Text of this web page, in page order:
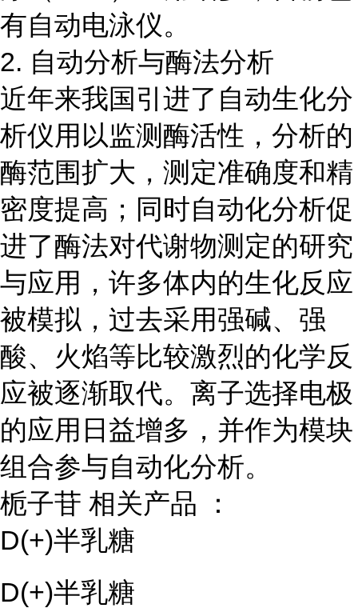
有自动电泳仪。
2. 自动分析与酶法分析
近年来我国引进了自动生化分
析仪用以监测酶活性，分析的
酶范围扩大，测定准确度和精
密度提高；同时自动化分析促
进了酶法对代谢物测定的研究
与应用，许多体内的生化反应
被模拟，过去采用强碱、强
酸、火焰等比较激烈的化学反
应被逐渐取代。离子选择电极
的应用日益增多，并作为模块
组合参与自动化分析。
栀子苷 相关产品 ：
D(+)半乳糖
D(+)半乳糖